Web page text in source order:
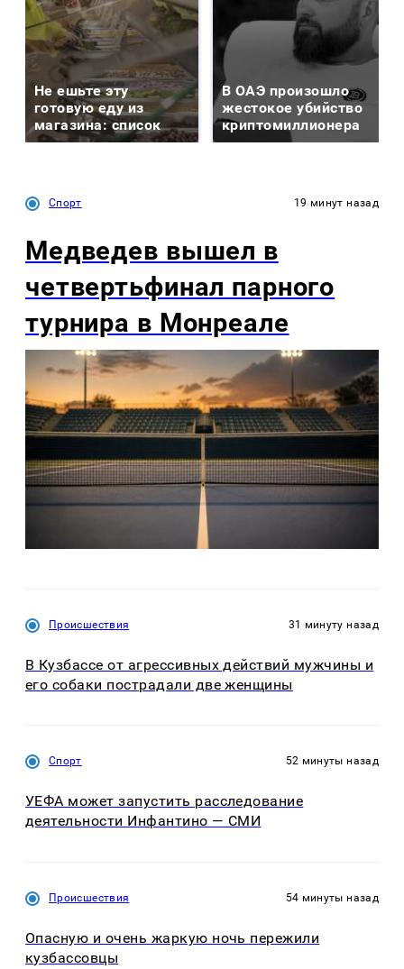
Не ешьте эту
готовую еду из
магазина: список
В ОАЭ произошло
жестокое убийство
криптомиллионера
Спорт 19 минут назад
Медведев вышел в
четвертьфинал парного
турнира в Монреале
Происшествия 31 минуту назад
В Кузбассе от агрессивных действий мужчины и
его собаки пострадали две женщины
Спорт 52 минуты назад
УЕФА может запустить расследование
деятельности Инфантино — СМИ
Происшествия 54 минуты назад
Опасную и очень жаркую ночь пережили
кузбассовцы